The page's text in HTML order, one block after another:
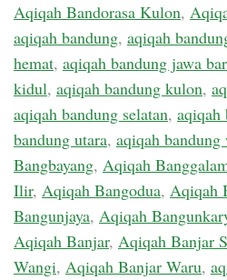
Aqiqah Bandorasa Kulon,
aqiqah bandung, aqiqah
hemat, aqiqah bandung jawa
kidul, aqiqah bandung kulon,
aqiqah bandung selatan, aqiqah
bandung utara, aqiqah bandung
Bangbayang, Aqiqah
Ilir, Aqiqah Bangodua, Aqiqah
Bangunjaya, Aqiqah
Aqiqah Banjar, Aqiqah Banjar
Wangi, Aqiqah Banjar Waru,